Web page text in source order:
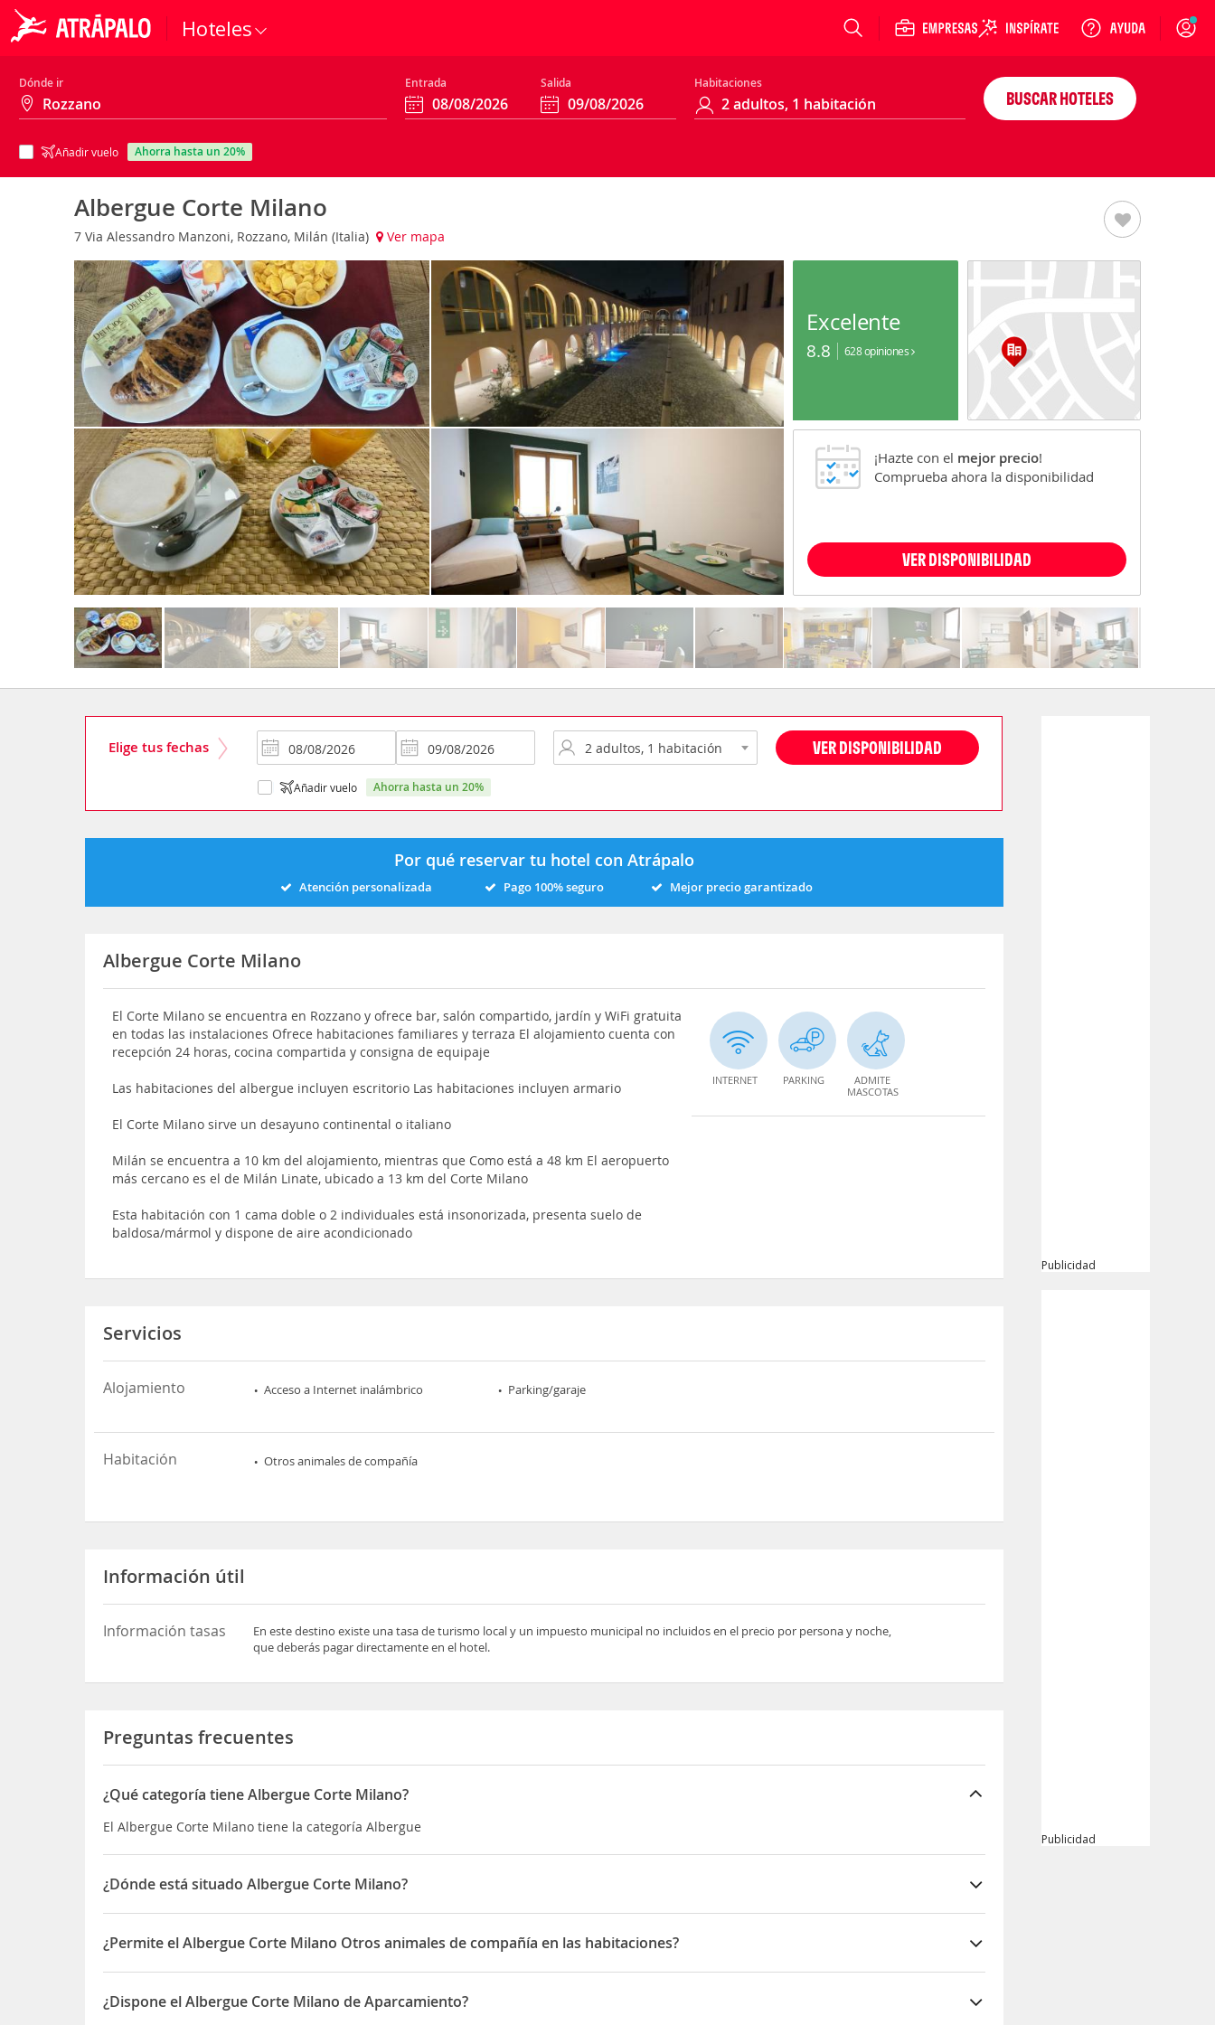
Hoteles Login
Dónde ir Entrada Salida Habitaciones
Añadir vuelo ahorra hasta un 20%
BUSCAR HOTELES
Albergue Corte Milano
7 Via Alessandro Manzoni, Rozzano, Milán (Italia) Ver mapa
Excelente
8.8 628 opiniones
¡Hazte con el mejor precio!
Comprueba ahora la disponibilidad
VER DISPONIBILIDAD
Elige tus fechas VER DISPONIBILIDAD
Añadir vuelo ahorra hasta un 20%
Por qué reservar tu hotel con Atrápalo
Atención personalizada Pago 100% seguro Mejor precio garantizado
Albergue Corte Milano
El Corte Milano se encuentra en Rozzano y ofrece bar, salón compartido, jardín y WiFi gratuita
en todas las instalaciones Ofrece habitaciones familiares y terraza El alojamiento cuenta con
recepción 24 horas, cocina compartida y consigna de equipaje
Las habitaciones del albergue incluyen escritorio Las habitaciones incluyen armario
El Corte Milano sirve un desayuno continental o italiano
Milán se encuentra a 10 km del alojamiento, mientras que Como está a 48 km El aeropuerto
más cercano es el de Milán Linate, ubicado a 13 km del Corte Milano
Esta habitación con 1 cama doble o 2 individuales está insonorizada, presenta suelo de
baldosa/mármol y dispone de aire acondicionado
INTERNET PARKING
ADMITE
MASCOTAS
Servicios
Alojamiento Acceso a Internet inalámbrico Parking/garaje
Habitación Otros animales de compañía
Información útil
Información tasas
En este destino existe una tasa de turismo local y un impuesto municipal no incluidos en el precio por persona y noche,
que deberás pagar directamente en el hotel.
Preguntas frecuentes
¿Qué categoría tiene Albergue Corte Milano?
El Albergue Corte Milano tiene la categoría Albergue
¿Dónde está situado Albergue Corte Milano?
El Albergue Corte Milano está situado en 7 Via Alessandro Manzoni
¿Permite el Albergue Corte Milano Otros animales de compañía en las habitaciones?
Sí, el Albergue Corte Milano permite Otros animales de compañía en las habitaciones
¿Dispone el Albergue Corte Milano de Aparcamiento?
Publicidad
Publicidad